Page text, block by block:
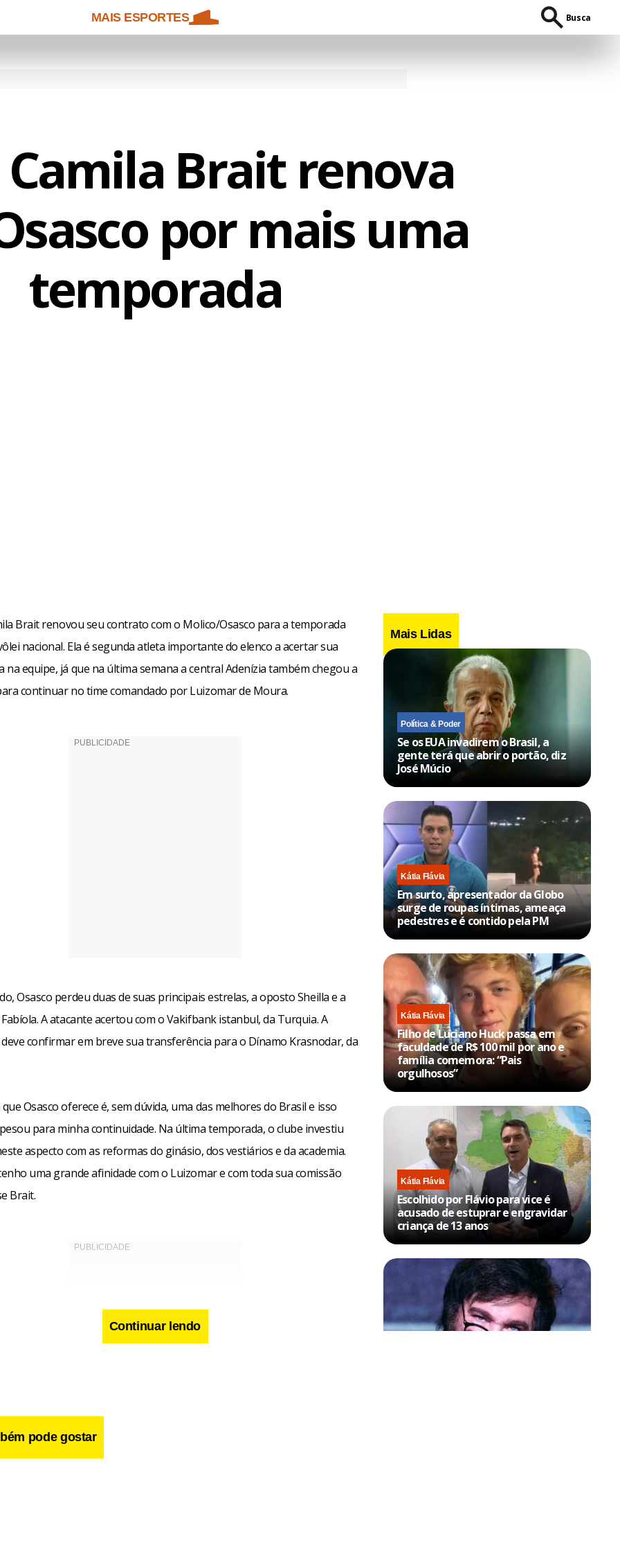
MAIS ESPORTES Busca
Brait renova
por mais uma
temporada
Brait renovou seu contrato com o Molico/Osasco para a temporada
nacional. Ela é segunda atleta importante do elenco a acertar sua
na equipe, já que na última semana a central Adenízia também chegou a
continuar no time comandado por Luizomar de Moura.
Osasco perdeu duas de suas principais estrelas, a oposto Sheilla e a
A atacante acertou com o Vakifbank istanbul, da Turquia. A
confirmar em breve sua transferência para o Dínamo Krasnodar, da
Osasco oferece é, sem dúvida, uma das melhores do Brasil e isso
para minha continuidade. Na última temporada, o clube investiu
aspecto com as reformas do ginásio, dos vestiários e da academia.
uma grande afinidade com o Luizomar e com toda sua comissão
Brait.
Continuar lendo
pode gostar
Mais Lidas
Política & Poder
Se os EUA invadirem o Brasil, a
gente terá que abrir o portão, diz
José Múcio
Kátia Flávia
Em surto, apresentador da Globo
surge de roupas íntimas, ameaça
pedestres e é contido pela PM
Kátia Flávia
Filho de Luciano Huck passa em
faculdade de R$ 100 mil por ano e
família comemora: “Pais
orgulhosos”
Kátia Flávia
Escolhido por Flávio para vice é
acusado de estuprar e engravidar
criança de 13 anos